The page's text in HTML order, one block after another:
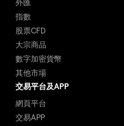
外匯
指數
股票CFD
大宗商品
數字加密貨幣
其他市場
交易平台及APP
網頁平台
交易APP